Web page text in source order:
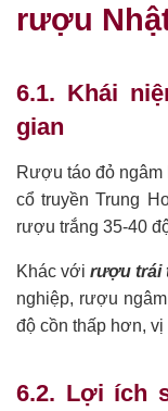
rượu
6.1. Khái
gian
Rượu táo đỏ
cổ truyền Trung
rượu trắng 35-40
Khác với rượu trái
nghiệp, rượu
độ cồn thấp hơn,
6.2. Lợi ích